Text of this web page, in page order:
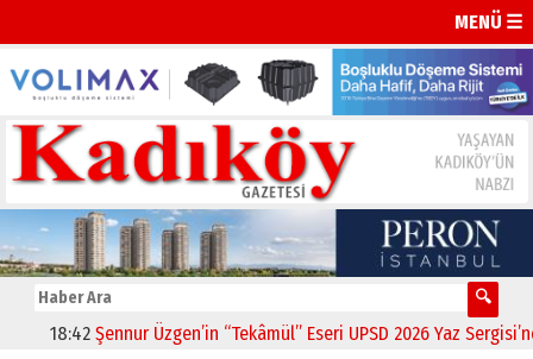
MENÜ ☰
18:42 Şennur Üzgen’in “Tekâmül” Eseri UPSD 2026 Yaz